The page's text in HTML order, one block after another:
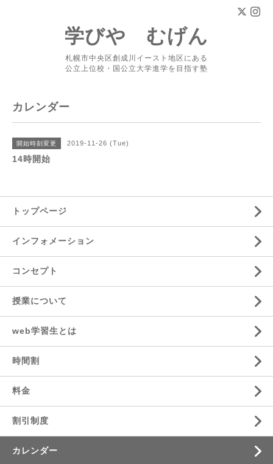
学びや むげん
札幌市中央区創成川イースト地区にある
公立上位校・国公立大学進学を目指す塾
カレンダー
開始時刻変更 2019-11-26 (Tue)
14時開始
トップページ
インフォメーション
コンセプト
授業について
web学習生とは
時間割
料金
割引制度
カレンダー